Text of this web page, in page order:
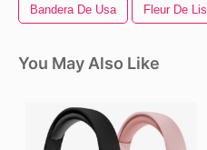
Bandera De Usa Fleur De Lis
You May Also Like